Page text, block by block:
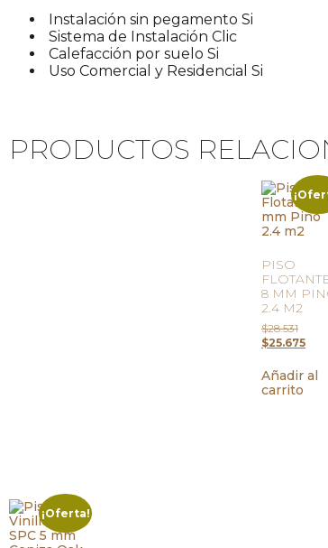
Instalación sin pegamento Si
Sistema de Instalación Clic
Calefacción por suelo Si
Uso Comercial y Residencial Si
PRODUCTOS
PISO
8 MM
2.4 M2
$28.531
$25.675
Añadir al
carrito
¡Oferta!